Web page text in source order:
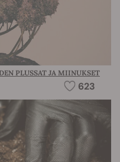
PLUSSAT JA MIINUKSET
623